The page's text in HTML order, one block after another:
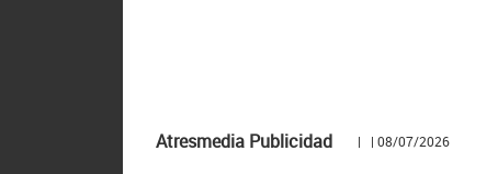
Atresmedia Publicidad | | 08/07/2026